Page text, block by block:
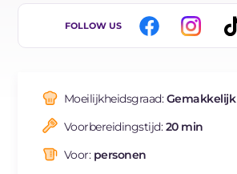
IT
ES
FR
BR
FOLLOW US
Moeilijkheidsgraad:Gemakkelijk
Voorbereidingstijd:20 min
Voor: personen